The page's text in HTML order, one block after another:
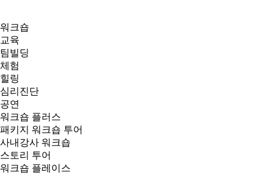
워크숍
교육
팀빌딩
체험
힐링
심리진단
공연
워크숍 플러스
패키지 워크숍 투어
사내강사 워크숍
스토리 투어
워크숍 플레이스